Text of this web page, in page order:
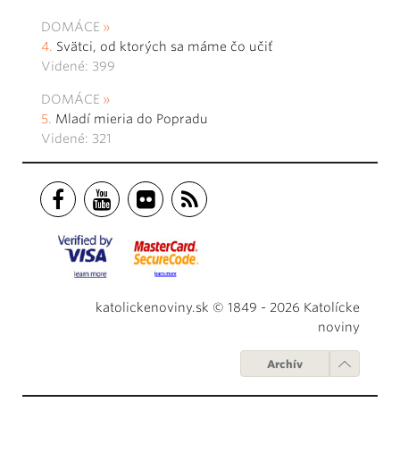
DOMÁCE
Svätci, od ktorých sa máme čo učiť
Videné: 399
DOMÁCE
Mladí mieria do Popradu
Videné: 321
katolickenoviny.sk © 1849 - 2026 Katolícke
noviny
Archív